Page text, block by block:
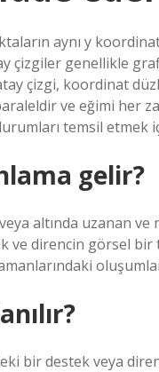
aynı y
çizgiler genellikle
çizgi, koordinat
ve eğimi her
temsil etmek
gelir?
altında uzanan
direncin görsel bir
bir destek veya